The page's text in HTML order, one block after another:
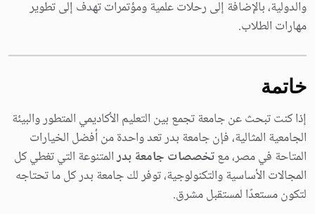
والدولية، بالإضافة إلى رحلات علمية ومؤتمرات تهدف إلى تطوير
مهارات الطلاب.
خاتمة
إذا كنت تبحث عن جامعة تجمع بين التعليم الأكاديمي المتطور والبيئة
الجامعية المثالية، فإن جامعة بدر تعد واحدة من أفضل الخيارات
المتاحة في مصر، معتخصصات جامعة بدرالمتنوعة التي تغطي كل
المجالات الأساسية والتكنولوجية، توفر لك جامعة بدر كل ما تحتاجه
لتكون مستعدًا لمستقبل مشرق.